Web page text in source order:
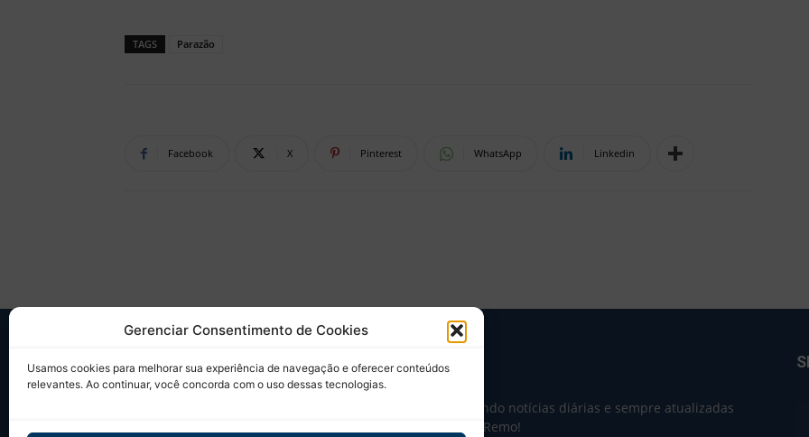
Gerenciar Consentimento de Cookies
Usamos cookies para melhorar sua experiência de navegação e oferecer conteúdos
relevantes. Ao continuar, você concorda com o uso dessas tecnologias.
TAGS Parazão
Facebook X Pinterest WhatsApp Linkedin
SOBRE NÓS
Desde 2004 trazendo notícias diárias e sempre atualizadas
sobre o Clube do Remo!